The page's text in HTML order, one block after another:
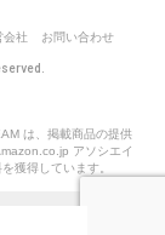
会社 お問い合わせ
は、掲載商品の提供
アソシエイ
獲得しています。